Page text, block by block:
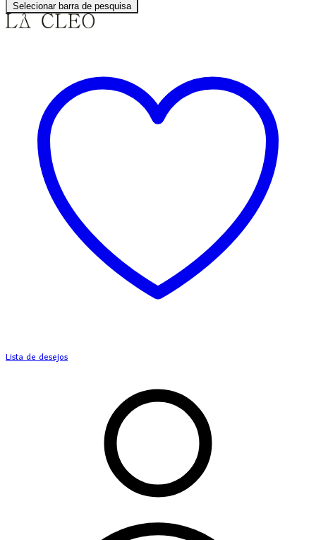
Selecionar barra de pesquisa
Lista de desejos